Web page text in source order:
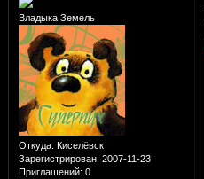
Владыка Земель
Откуда: Киселёвск
Зарегистрирован: 2007-11-23
Приглашений: 0